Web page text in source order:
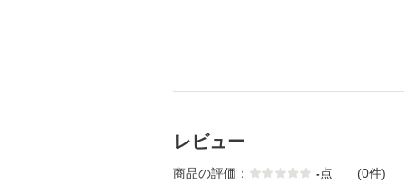
レビュー
商品の評価： -点 (0件)